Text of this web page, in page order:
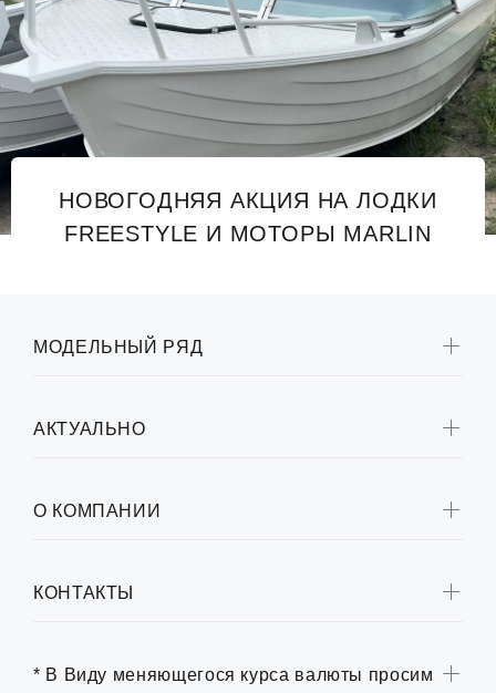
НОВОГОДНЯЯ АКЦИЯ НА ЛОДКИ
FREESTYLE И МОТОРЫ MARLIN
* В Виду меняющегося курса валюты просим
МОДЕЛЬНЫЙ РЯД
АКТУАЛЬНО
О КОМПАНИИ
КОНТАКТЫ